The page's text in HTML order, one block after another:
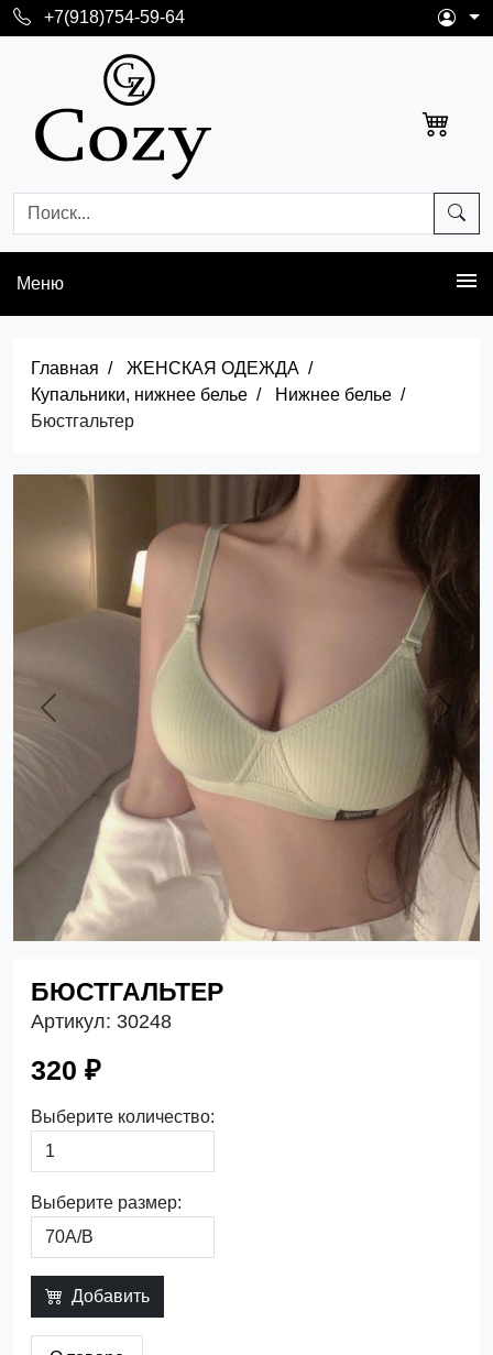
+7(918)754-59-64
Меню
Главная
ЖЕНСКАЯ ОДЕЖДА
Купальники, нижнее белье
Нижнее белье
Бюстгальтер
Previous Next
БЮСТГАЛЬТЕР
Артикул: 30248
320 ₽
Выберите количество:
Выберите размер:
Добавить